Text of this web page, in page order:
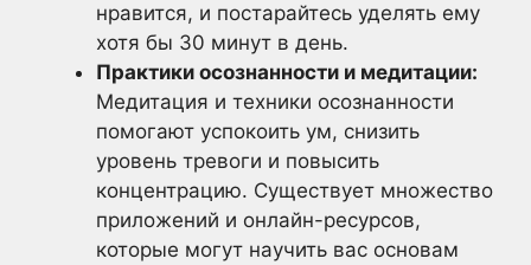
нравится, и постарайтесь уделять ему
хотя бы 30 минут в день.
Практики осознанности и медитации:
Медитация и техники осознанности
помогают успокоить ум, снизить
уровень тревоги и повысить
концентрацию. Существует множество
приложений и онлайн-ресурсов,
которые могут научить вас основам